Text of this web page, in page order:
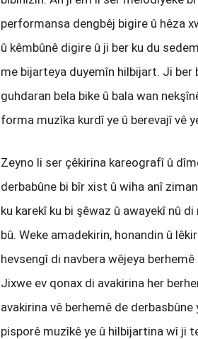
performansa dengbêj bigire û hêza
û kêmbûnê digire û ji ber ku du
me bijarteya duyemîn hilbijart. Ji ber
guhdaran bela bike û bala wan
forma muzîka kurdî ye û berevajî vê
Zeyno li ser çêkirina kareografî û
derbabûne bi bîr xist û wiha anî
ku karekî ku bi şêwaz û awayekî nû
bû. Weke amadekirin, honandin û
hevsengî di navbera wêjeya
Jixwe ev qonax di avakirina her
avakirina vê berhemê de
pisporê muzîkê ye û hilbijartina wî ji